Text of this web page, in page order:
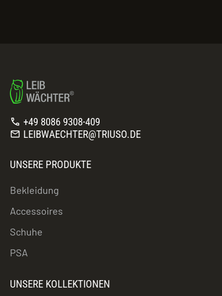
call +49 8086 9308-409
mail LEIBWAECHTER@TRIUSO.DE
UNSERE PRODUKTE
Bekleidung
Accessoires
Schuhe
PSA
UNSERE KOLLEKTIONEN